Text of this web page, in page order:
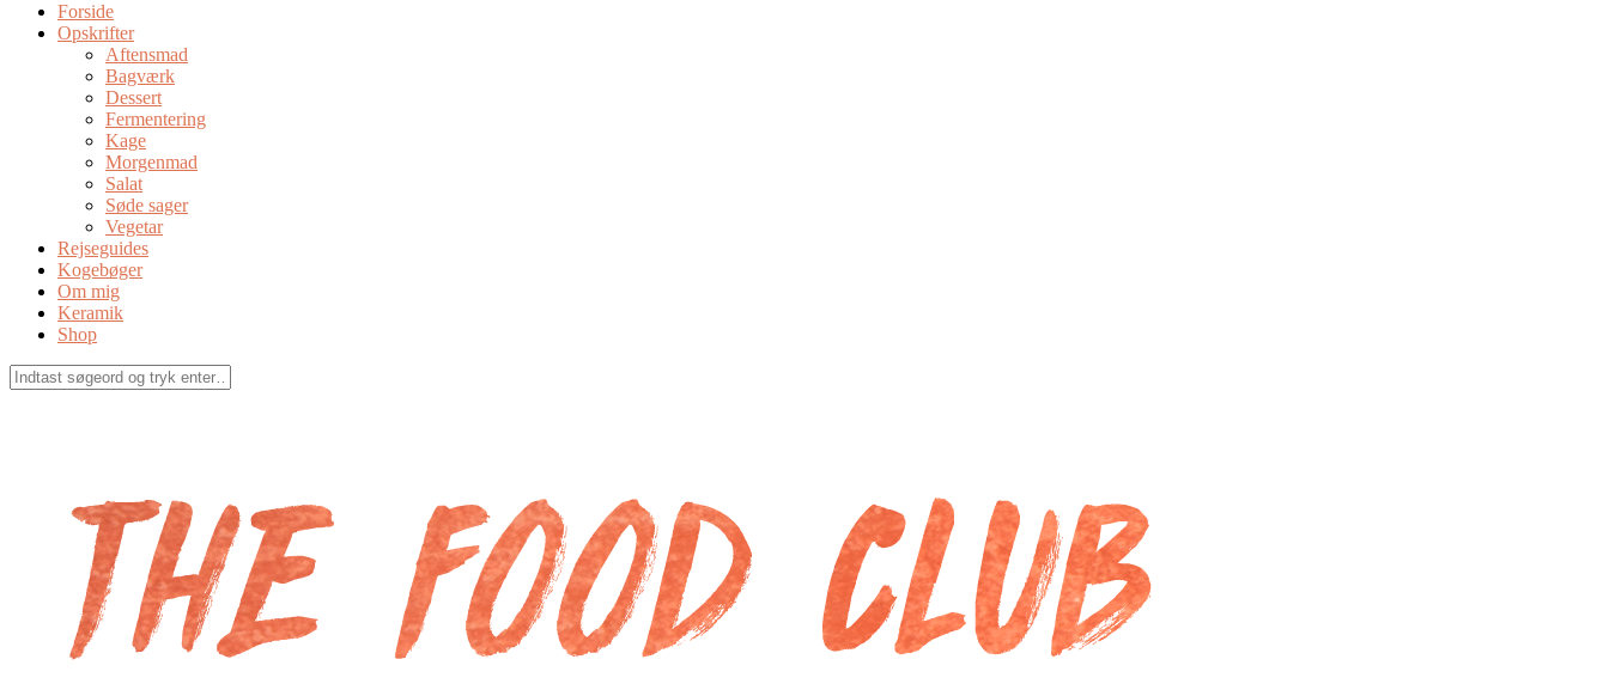
Forside
Opskrifter
Aftensmad
Bagværk
Dessert
Fermentering
Kage
Morgenmad
Salat
Søde sager
Vegetar
Rejseguides
Kogebøger
Om mig
Keramik
Shop